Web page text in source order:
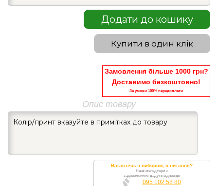
Додати до кошику
Купити в один клік
Замовлення більше 1000 грн?
Доставимо безкоштовно!
За умови 100% передоплати
Опис товару
Колір/принт вказуйте в примітках до товару
Вагаєтесь з вибором, є питання?
Наші менеджери з
задоволенням дадуть відповідь
095 102 58 80